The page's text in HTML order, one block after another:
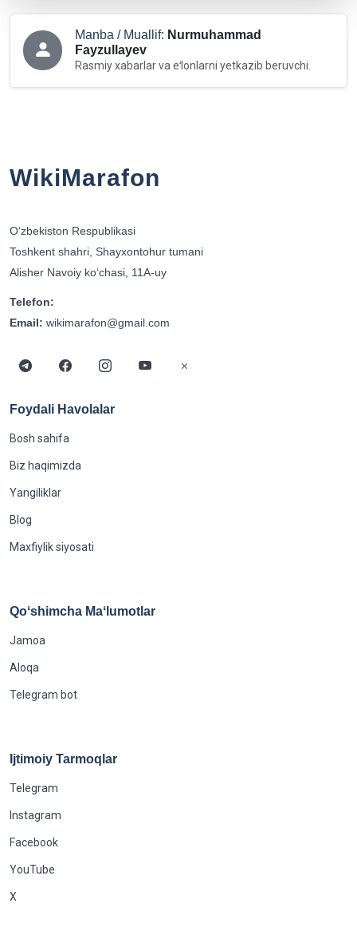
Manba / Muallif: Nurmuhammad
Fayzullayev
Rasmiy xabarlar va eʻlonlarni yetkazib beruvchi.
WikiMarafon
Oʻzbekiston Respublikasi
Toshkent shahri, Shayxontohur tumani
Alisher Navoiy koʻchasi, 11A-uy
Telefon:
Email: wikimarafon@gmail.com
Foydali Havolalar
Bosh sahifa
Biz haqimizda
Yangiliklar
Blog
Maxfiylik siyosati
Qoʻshimcha Maʻlumotlar
Jamoa
Aloqa
Telegram bot
Ijtimoiy Tarmoqlar
Telegram
Instagram
Facebook
YouTube
X